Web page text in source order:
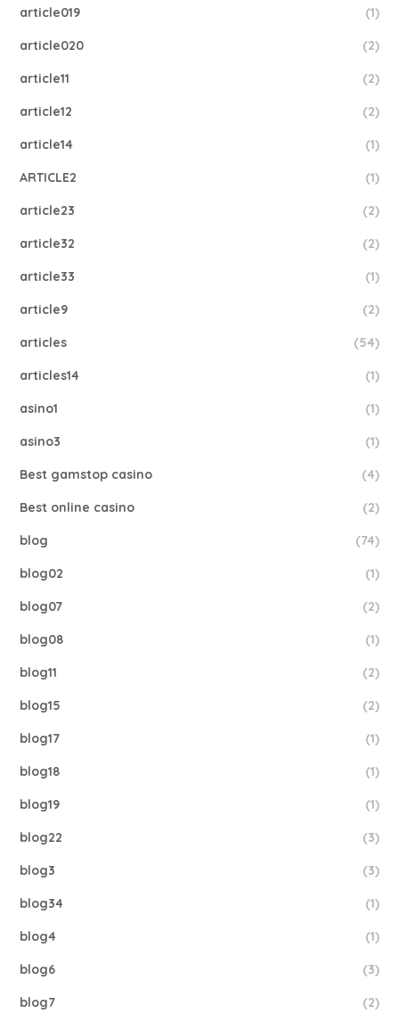
article019 (1)
article020 (2)
article11 (2)
article12 (2)
article14 (1)
ARTICLE2 (1)
article23 (2)
article32 (2)
article33 (1)
article9 (2)
articles (54)
articles14 (1)
asino1 (1)
asino3 (1)
Best gamstop casino (4)
Best online casino (2)
blog (74)
blog02 (1)
blog07 (2)
blog08 (1)
blog11 (2)
blog15 (2)
blog17 (1)
blog18 (1)
blog19 (1)
blog22 (3)
blog3 (3)
blog34 (1)
blog4 (1)
blog6 (3)
blog7 (2)